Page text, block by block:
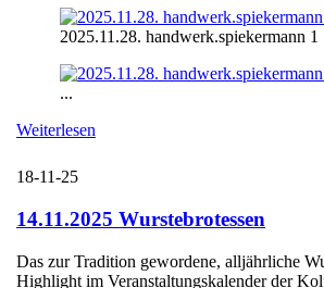
2025.11.28. handwerk.spiekermann 1
...
Weiterlesen
18-11-25
14.11.2025 Wurstebrotessen
Das zur Tradition gewordene, alljährliche
Highlight im Veranstaltungskalender der